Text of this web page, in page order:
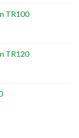
TR100
TR120